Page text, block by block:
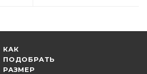
КАК
ПОДОБРАТЬ
РАЗМЕР